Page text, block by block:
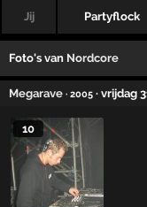
Jij Partyflock
Foto's van Nordcore
Megarave · 2005 · vrijdag
10